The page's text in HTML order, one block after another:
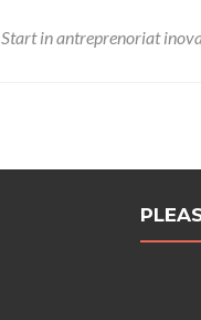
Start in antreprenoriat